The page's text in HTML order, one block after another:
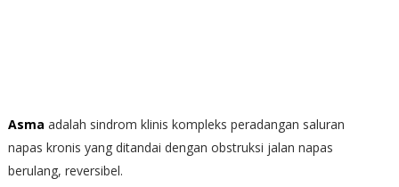
Asma adalah sindrom klinis kompleks peradangan saluran
napas kronis yang ditandai dengan obstruksi jalan napas
berulang, reversibel.